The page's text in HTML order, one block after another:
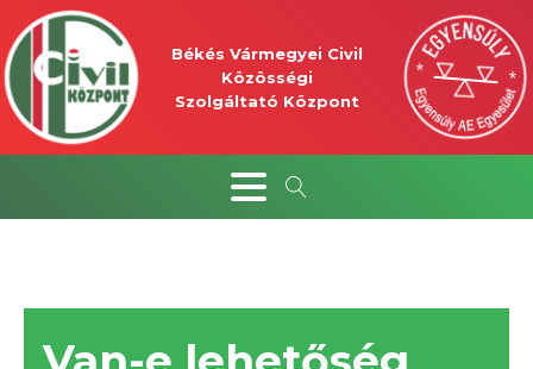
Békés Vármegyei Civil
Közösségi
Szolgáltató Központ